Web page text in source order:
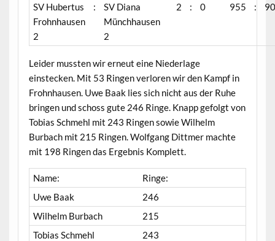
SV Hubertus
Frohnhausen
2
:
SV Diana
Münchhausen
2
2 : 0 955 :
Leider mussten wir erneut eine Niederlage
einstecken. Mit 53 Ringen verloren wir den Kampf in
Frohnhausen. Uwe Baak lies sich nicht aus der Ruhe
bringen und schoss gute 246 Ringe. Knapp gefolgt von
Tobias Schmehl mit 243 Ringen sowie Wilhelm
Burbach mit 215 Ringen. Wolfgang Dittmer machte
mit 198 Ringen das Ergebnis Komplett.
Name:
Ringe:
Uwe Baak
246
Wilhelm Burbach
215
Tobias Schmehl
243